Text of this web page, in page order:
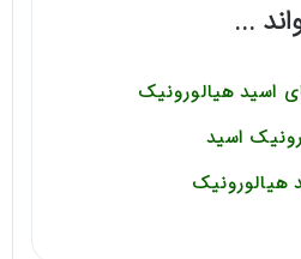
...
اسید هیالورونیک
اسید
هیالورونیک